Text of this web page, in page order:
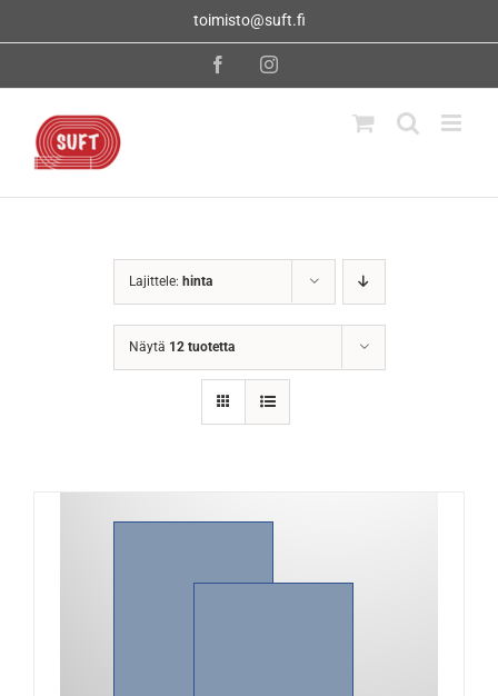
toimisto@suft.fi
FacebookInstagram
Lajittele: hinta
Näytä 12 tuotetta